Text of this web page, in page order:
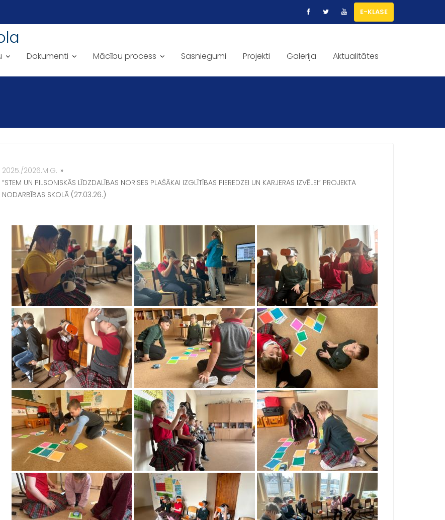
E-KLASE
Dokumenti Mācību process Sasniegumi Projekti Galerija Aktualitātes
2025./2026.M.G. »
“STEM UN PILSONISKĀS LĪDZDALĪBAS NORISES PLAŠĀKAI IZGLĪTĪBAS PIEREDZEI UN KARJERAS IZVĒLEI” PROJEKTA
NODARBĪBAS SKOLĀ (27.03.26.)